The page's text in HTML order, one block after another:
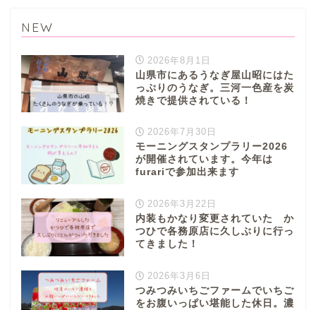
NEW
2026年8月1日
山県市にあるうなぎ屋山昭にはた
っぷりのうなぎ。三河一色産を炭
焼きで提供されている！
2026年7月30日
モーニングスタンプラリー2026
が開催されています。今年は
furariで参加出来ます
2026年3月22日
内装もかなり変更されていた か
つひで各務原店に久しぶりに行っ
てきました！
2026年3月6日
つみつみいちごファームでいちご
をお腹いっぱい堪能した休日。濃